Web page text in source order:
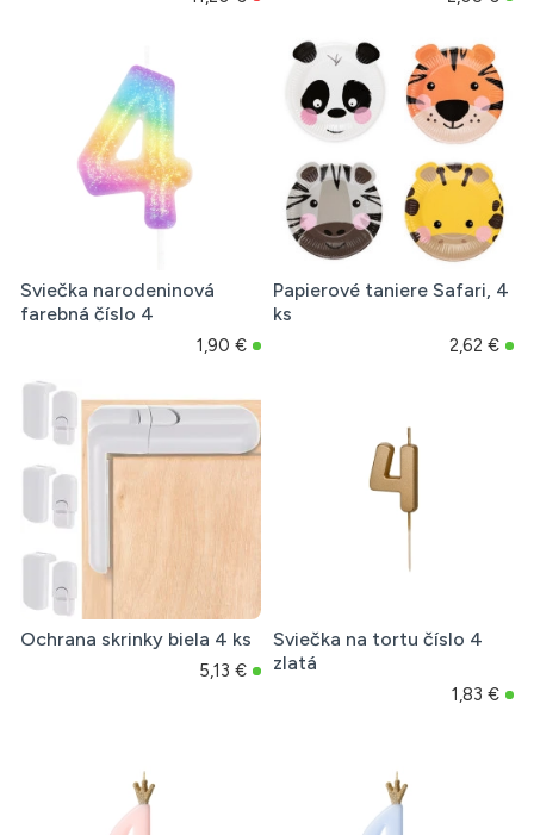
Sviečka narodeninová
farebná číslo 4
1,90 €
Papierové taniere Safari, 4
ks
2,62 €
Ochrana skrinky biela 4 ks
5,13 €
Sviečka na tortu číslo 4
zlatá
1,83 €